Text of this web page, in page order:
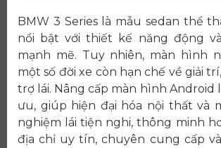
BMW 3 Series là mẫu sedan thể
nổi bật với thiết kế năng động
mạnh mẽ. Tuy nhiên, màn hình
một số đời xe còn hạn chế về giải
trợ lái. Nâng cấp màn hình Android
ưu, giúp hiện đại hóa nội thất và
nghiệm lái tiện nghi, thông minh
địa chỉ uy tín, chuyên cung cấp